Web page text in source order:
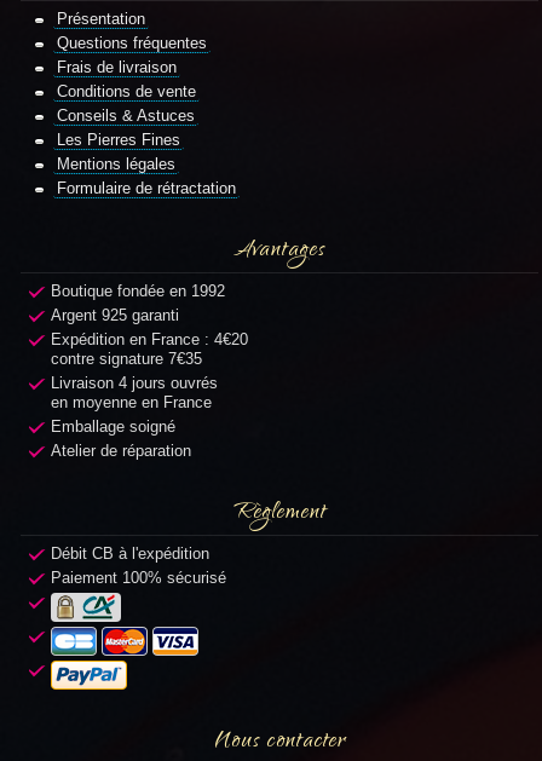
Présentation
Questions fréquentes
Frais de livraison
Conditions de vente
Conseils & Astuces
Les Pierres Fines
Mentions légales
Formulaire de rétractation
Avantages
Boutique fondée en 1992
Argent 925 garanti
Expédition en France : 4€20
contre signature 7€35
Livraison 4 jours ouvrés
en moyenne en France
Emballage soigné
Atelier de réparation
Règlement
Débit CB à l'expédition
Paiement 100% sécurisé
Nous contacter